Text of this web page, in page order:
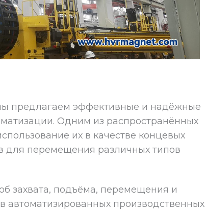
предлагаем эффективные и надёжные
Одним из распространённых
их в качестве концевых
для перемещения различных типов
захвата, подъёма, перемещения и
производственных